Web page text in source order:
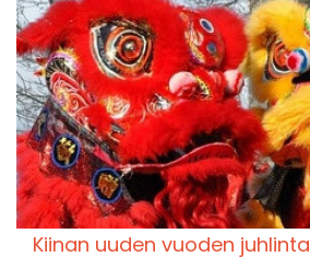
Kiinan uuden vuoden